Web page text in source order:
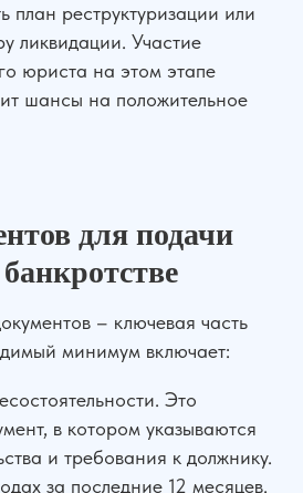
план реструктуризации или
ликвидации. Участие
юриста на этом этапе
шансы на положительное
для подачи
– ключевая часть
минимум включает:
Это
в котором указываются
и требования к должнику.
за последние 12 месяцев.